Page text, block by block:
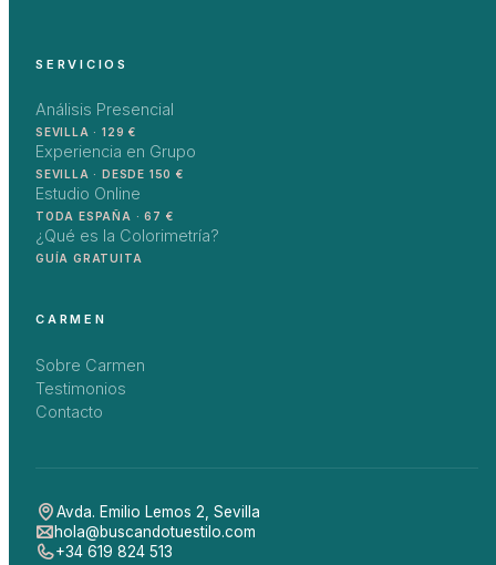
SERVICIOS
Análisis Presencial
SEVILLA · 129 €
Experiencia en Grupo
SEVILLA · DESDE 150 €
Estudio Online
TODA ESPAÑA · 67 €
¿Qué es la Colorimetría?
GUÍA GRATUITA
CARMEN
Sobre Carmen
Testimonios
Contacto
Avda. Emilio Lemos 2 Sevilla
hola@buscandotuestilo.com
+34 619 824 513